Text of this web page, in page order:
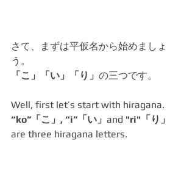
さて、まずは平仮名から始めましょ
う。
「こ」「い」「り」 の三つです。
Well, first let’s start with hiragana.
“ko”「こ」, “i”「い」 and "ri"「り」
are three hiragana letters.